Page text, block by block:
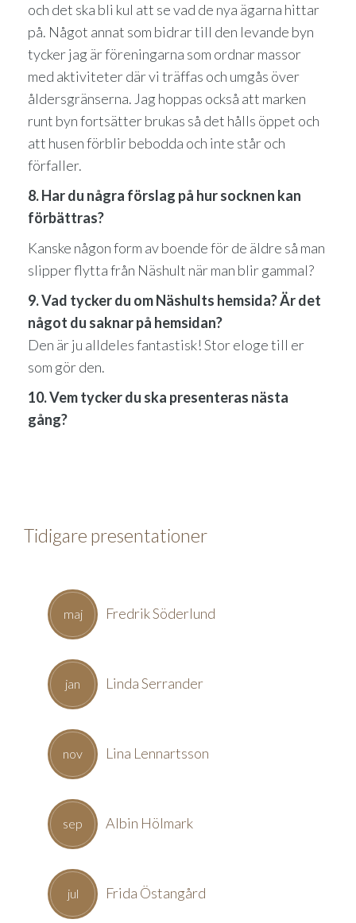
Tidigare presentationer
maj Fredrik Söderlund
jan Linda Serrander
nov Lina Lennartsson
sep Albin Hölmark
jul Frida Östangård
och det ska bli kul att se vad de nya ägarna hittar
på. Något annat som bidrar till den levande byn
tycker jag är föreningarna som ordnar massor
med aktiviteter där vi träffas och umgås över
åldersgränserna. Jag hoppas också att marken
runt byn fortsätter brukas så det hålls öppet och
att husen förblir bebodda och inte står och
förfaller.
8. Har du några förslag på hur socknen kan
förbättras?
Kanske någon form av boende för de äldre så man
slipper flytta från Näshult när man blir gammal?
9. Vad tycker du om Näshults hemsida? Är det
något du saknar på hemsidan?
Den är ju alldeles fantastisk! Stor eloge till er
som gör den.
10. Vem tycker du ska presenteras nästa
gång?